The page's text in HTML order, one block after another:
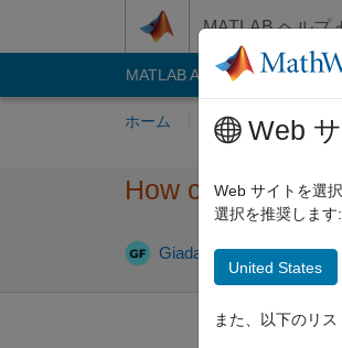
MATLAB ヘルプ
MATLAB Answers File
ホーム 質問する 回答
How can I fit a
Giada 2023 3 月 23 2
Web
Web サイトを選
選択を推奨します:
United States
また、以下のリ